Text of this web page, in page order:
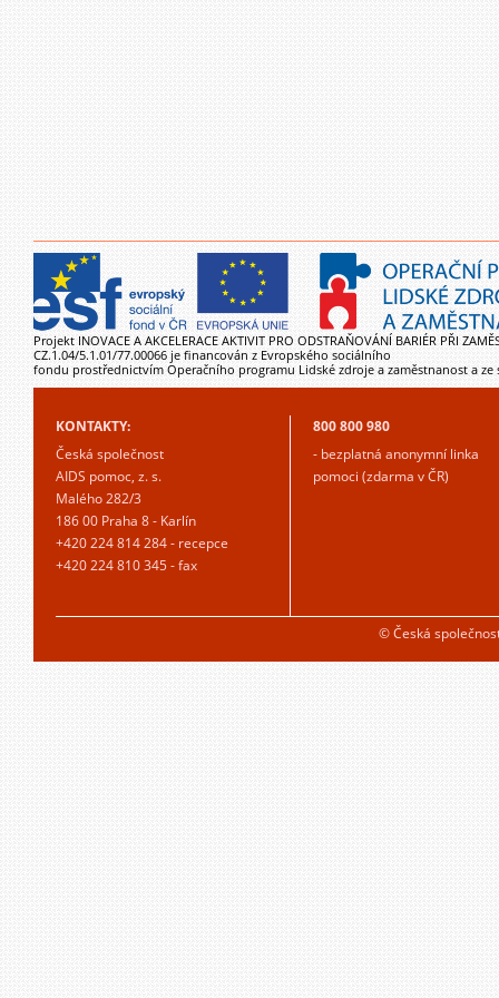
Projekt INOVACE A AKCELERACE AKTIVIT PRO ODSTRAŇOVÁNÍ BARIÉR PŘI
CZ.1.04/5.1.01/77.00066 je financován z Evropského sociálního
fondu prostřednictvím Operačního programu Lidské zdroje a zaměstnanost a ze
KONTAKTY:
Česká společnost
AIDS pomoc, z. s.
Malého 282/3
186 00 Praha 8 - Karlín
+420 224 814 284 - recepce
+420 224 810 345 - fax
800 800 980
- bezplatná anonymní linka
pomoci (zdarma v ČR)
© Česká